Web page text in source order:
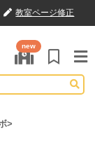
教室ページ修正
new
>